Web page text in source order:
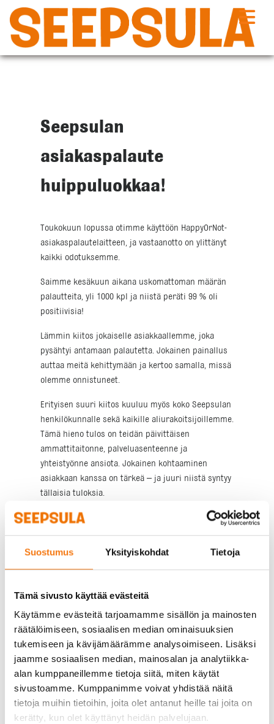
Suostumus Yksityiskohdat Tietoja
Tämä sivusto käyttää evästeitä
Käytämme evästeitä tarjoamamme sisällön ja mainosten
räätälöimiseen, sosiaalisen median ominaisuuksien
tukemiseen ja kävijämäärämme analysoimiseen. Lisäksi
jaamme sosiaalisen median, mainosalan ja analytiikka-
alan kumppaneillemme tietoja siitä, miten käytät
sivustoamme. Kumppanimme voivat yhdistää näitä
tietoja muihin tietoihin, joita olet antanut heille tai joita on
kerätty, kun olet käyttänyt heidän palvelujaan.
Siirry
sisältöön
Seepsulan
asiakaspalaute
huippuluokkaa!
Toukokuun lopussa otimme käyttöön HappyOrNot-
asiakaspalautelaitteen, ja vastaanotto on ylittänyt
kaikki odotuksemme.
Saimme kesäkuun aikana uskomattoman määrän
palautteita, yli 1000 kpl ja niistä peräti 99 % oli
positiivisia!
Lämmin kiitos jokaiselle asiakkaallemme, joka
pysähtyi antamaan palautetta. Jokainen painallus
auttaa meitä kehittymään ja kertoo samalla, missä
olemme onnistuneet.
Erityisen suuri kiitos kuuluu myös koko Seepsulan
henkilökunnalle sekä kaikille aliurakoitsijoillemme.
Tämä hieno tulos on teidän päivittäisen
ammattitaitonne, palveluasenteenne ja
yhteistyönne ansiota. Jokainen kohtaaminen
asiakkaan kanssa on tärkeä – ja juuri niistä syntyy
tällaisia tuloksia.
Jatkamme samalla innolla eteenpäin ja teemme
parhaamme, jotta palvelumme ansaitsee hymyn
myös tulevaisuudessa. Kiitos, että olette mukana